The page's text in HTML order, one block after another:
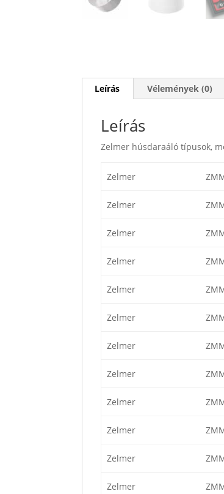
Leírás Vélemények (0)
Leírás
Zelmer húsdaraáló típusok,
Zelmer
Zelmer
Zelmer
Zelmer
Zelmer
Zelmer
Zelmer
Zelmer
Zelmer
Zelmer
Zelmer
Zelmer